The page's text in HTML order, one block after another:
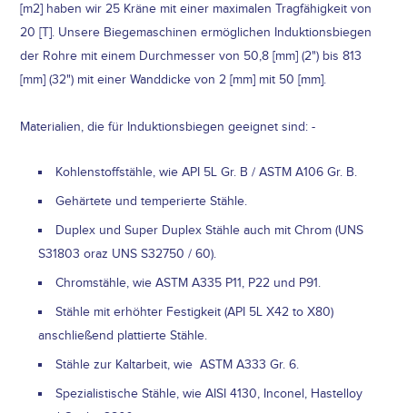
[m2] haben wir 25 Kräne mit einer maximalen Tragfähigkeit von
20 [T]. Unsere Biegemaschinen ermöglichen Induktionsbiegen
der Rohre mit einem Durchmesser von 50,8 [mm] (2") bis 813
[mm] (32") mit einer Wanddicke von 2 [mm] mit 50 [mm].
Materialien, die für Induktionsbiegen geeignet sind: -
Kohlenstoffstähle, wie API 5L Gr. B / ASTM A106 Gr. B.
Gehärtete und temperierte Stähle.
Duplex und Super Duplex Stähle auch mit Chrom (UNS
S31803 oraz UNS S32750 / 60).
Chromstähle, wie ASTM A335 P11, P22 und P91.
Stähle mit erhöhter Festigkeit (API 5L X42 to X80)
anschließend plattierte Stähle.
Stähle zur Kaltarbeit, wie ASTM A333 Gr. 6.
Spezialistische Stähle, wie AISI 4130, Inconel, Hastelloy